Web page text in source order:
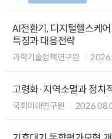
AI전환기, 디지털헬스케
특징과 대응전략
과학기술정책연구원
고령화·지역소멸과 정치
국회미래연구원